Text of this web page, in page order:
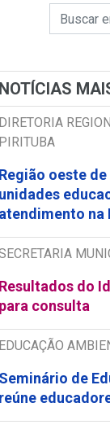
Campo
NOTÍCIAS
DIRETORIA
PIRITUBA
Região oeste
unidades
atendimento na
Resultados do
para consulta
EDUCAÇÃO
Seminário de
reúne